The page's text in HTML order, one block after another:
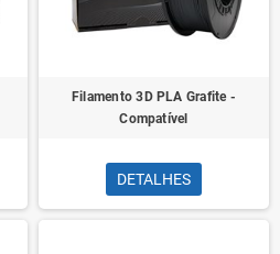
Filamento 3D PLA Grafite -
Compatível
DETALHES